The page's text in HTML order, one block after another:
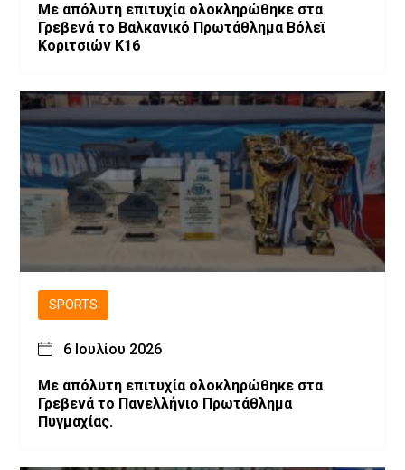
Με απόλυτη επιτυχία ολοκληρώθηκε στα
Γρεβενά το Βαλκανικό Πρωτάθλημα Βόλεϊ
Κοριτσιών Κ16
SPORTS
6 Ιουλίου 2026
Με απόλυτη επιτυχία ολοκληρώθηκε στα
Γρεβενά το Πανελλήνιο Πρωτάθλημα
Πυγμαχίας.